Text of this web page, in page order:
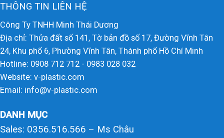
THÔNG TIN LIÊN HỆ
Công Ty TNHH Minh Thái Dương
Địa chỉ: Thửa đất số 141, Tờ bản đồ số 17, Đường Vĩnh Tân
24, Khu phố 6, Phường Vĩnh Tân, Thành phố Hồ Chí Minh
Hotline: 0908 712 712 - 0983 028 032
Website: v-plastic.com
Email: info@v-plastic.com
DANH MỤC
Sales: 0356.516.566 – Ms Châu